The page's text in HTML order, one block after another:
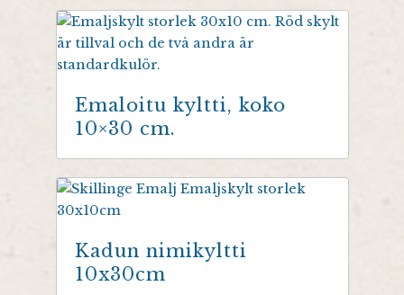
Emaloitu kyltti, koko
10×30 cm.
Kadun nimikyltti
10x30cm